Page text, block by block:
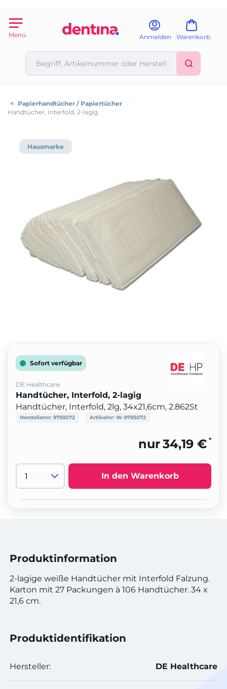
Menü Anmelden Warenkorb
< Papierhandtücher / Papiertücher >
Handtücher, Interfold, 2-lagig
Hausmarke
Sofort verfügbar
DE Healthcare
Handtücher, Interfold, 2-lagig
Handtücher, Interfold, 2lg, 34x21,6cm, 2.862St
Herstellernr: 9793072 Artikelnr: W-9793072
nur34,19 € *
In den Warenkorb
Produktinformation
2-lagige weiße Handtücher mit Interfold Falzung.
Karton mit 27 Packungen à 106 Handtücher. 34 x
21,6 cm.
Produktidentifikation
Hersteller: DE Healthcare